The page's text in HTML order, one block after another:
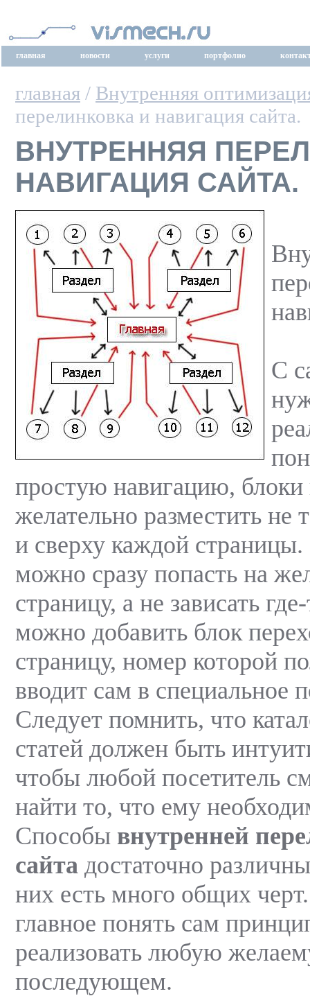
главная новости услуги портфолио
главная / Внутренняя
перелинковка и навигация сайта.
ВНУТРЕННЯЯ
НАВИГАЦИЯ САЙТА.
С
простую навигацию, блоки
желательно разместить не
и сверху каждой
можно сразу попасть на
страницу, а не зависать
можно добавить блок
страницу, номер которой
вводит сам в специальное
Следует помнить, что
статей должен быть
чтобы любой посетитель
найти то, что ему
Способы внутренней
сайта достаточно
них есть много общих
главное понять сам
реализовать любую
последующем.